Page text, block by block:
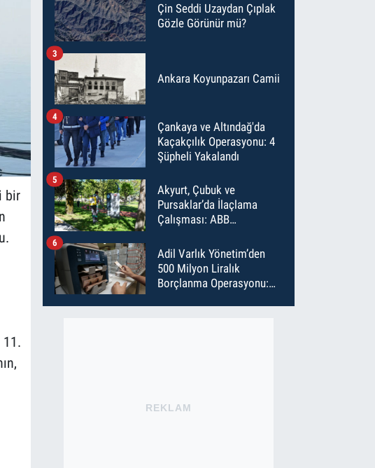
bir
11.
Çin Seddi Uzaydan Çıplak
Gözle Görünür mü?
Ankara Koyunpazarı Camii
3
Çankaya ve Altındağ'da
Kaçakçılık Operasyonu: 4
Şüpheli Yakalandı
4
Akyurt, Çubuk ve
Pursaklar’da İlaçlama
Çalışması: ABB
İlaçladı
5
Adil Varlık Yönetim’den
500 Milyon Liralık
Borçlanma Operasyonu:
6
REKLAM